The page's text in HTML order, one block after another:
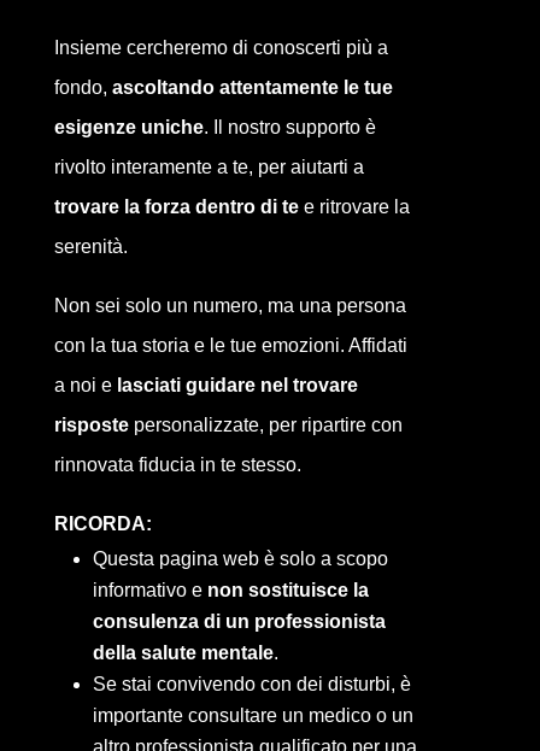
Insieme cercheremo di conoscerti più a
fondo, ascoltando attentamente le tue
esigenze uniche. Il nostro supporto è
rivolto interamente a te, per aiutarti a
trovare la forza dentro di tee ritrovare la
serenità.
Non sei solo un numero, ma una persona
con la tua storia e le tue emozioni. Affidati
a noi e lasciati guidare nel trovare
rispostepersonalizzate, per ripartire con
rinnovata fiducia in te stesso.
RICORDA:
Questa pagina web è solo a scopo
informativo e non sostituisce la
consulenza di un professionista
della salute mentale.
Se stai convivendo con dei disturbi, è
importante consultare un medico o un
altro professionista qualificato per una